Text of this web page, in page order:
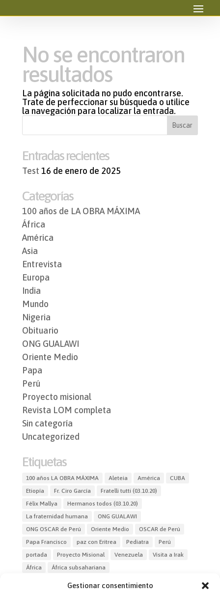
Gestionar consentimiento
No se encontraron
resultados
La página solicitada no pudo encontrarse.
Trate de perfeccionar su búsqueda o utilice
la navegación para localizar la entrada.
Entradas recientes
Test 16 de enero de 2025
Categorías
100 años de LA OBRA MÁXIMA
África
América
Asia
Entrevista
Europa
India
Mundo
Nigeria
Obituario
ONG GUALAWI
Oriente Medio
Papa
Perú
Proyecto misional
Revista LOM completa
Sin categoría
Uncategorized
Etiquetas
100 años LA OBRA MÁXIMA Aleteia América
CUBA
Etiopía
Fr. Ciro García
Fratelli tutti (03.10.20)
Félix Mallya
Hermanos todos (03.10.20)
La fraternidad humana
ONG GUALAWI
ONG OSCAR de Perú
Oriente Medio
OSCAR de Perú
Papa Francisco
paz con Eritrea Pediatra
Perú
portada
Proyecto Misional Venezuela
Visita a Irak
África
África subsahariana